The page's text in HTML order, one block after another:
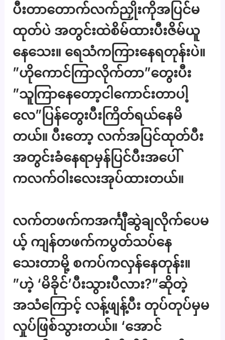
ပီးတာတောက်လက်ညှိုးကိုအပြင်မ
ထုတ်ပဲ အတွင်းထဲစိမ်ထားပီးဇိမ်ယူ
နေသေး။ ရေသံကကြားနေရတုန်းပဲ။
”ဟိုကောင်ကြာလိုက်တာ”တွေးပီး
”သူကြာနေတော့ငါကောင်းတာပါ့
လေ”ပြန်တွေးပီးကြိတ်ရယ်နေမိ
တယ်။ ပီးတော့ လက်အပြင်ထုတ်ပီး
အတွင်းခံနေရာမှန်ပြင်ပီးအပေါ်
ကလက်ဝါးလေးအုပ်ထားတယ်။
လက်တဖက်ကအင်္ကျီဆွဲချလိုက်ပေမ
ယ့် ကျန်တဖက်ကပွတ်သပ်နေ
သေးတာမို့ စကပ်ကလှန်နေတုန်း။
”ဟဲ့ ‘မိခိုင်’ပီးသွားပီလား?”ဆိုတဲ့
အသံကြောင့် လန့်ဖျန့်ပီး တုပ်တုပ်မှမ
လှုပ်ဖြစ်သွားတယ်။ ‘အောင်